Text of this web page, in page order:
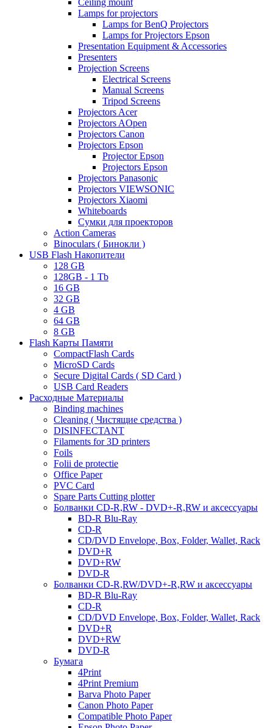
Ceiling mount
Lamps for projectors
Lamps for BenQ Projectors
Lamps for Projectors Epson
Presentation Equipment & Accessories
Presenters
Projection Screens
Electrical Screens
Manual Screens
Tripod Screens
Projectors Acer
Projectors AOpen
Projectors Canon
Projectors Epson
Projector Epson
Projectors Epson
Projectors Panasonic
Projectors VIEWSONIC
Projectors Xiaomi
Whiteboards
Сумки для проекторов
Action Cameras
Binoculars ( Бинокли )
USB Flash Накопители
128 GB
128GB - 1 Tb
16 GB
32 GB
4 GB
64 GB
8 GB
Flash Карты Памяти
CompactFlash Cards
MicroSD Cards
Secure Digital Cards ( SD Card )
USB Card Readers
Расходные Материалы
Binding machines
Cleaning ( Чистящие средства )
DISINFECTANT
Filaments for 3D printers
Foils
Folii de protectie
Office Paper
PVC Card
Spare Parts Cutting plotter
Болванки CD-R,RW - DVD+-R,RW и аксессуары
BD-R Blu-Ray
CD-R
CD/DVD Envelope, Box, Folder, Wallet, Rack
DVD+R
DVD+RW
DVD-R
Болванки CD-R,RW/DVD+-R,RW и аксессуары
BD-R Blu-Ray
CD-R
CD/DVD Envelope, Box, Folder, Wallet, Rack
DVD+R
DVD+RW
DVD-R
Бумага
4Print
4Print Premium
Barva Photo Paper
Canon Photo Paper
Compatible Photo Paper